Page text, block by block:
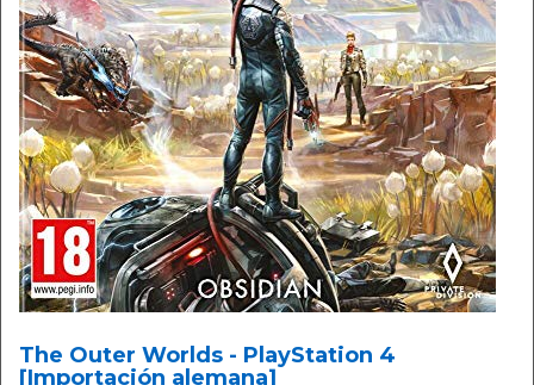
The Outer Worlds - PlayStation 4
[Importación alemana]